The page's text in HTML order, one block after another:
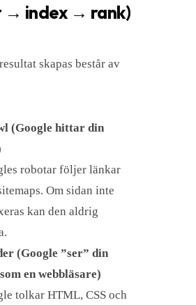
→ index → rank)
skapas består av
(Google hittar din
robotar följer länkar
Om sidan inte
kan den aldrig
(Google ”ser” din
en webbläsare)
tolkar HTML, CSS och